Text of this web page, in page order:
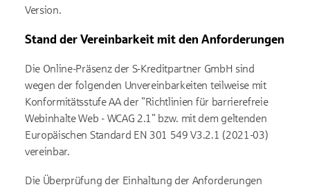
Version.
Stand der Vereinbarkeit mit den Anforderungen
Die Online-Präsenz der S-Kreditpartner GmbH sind
wegen der folgenden Unvereinbarkeiten teilweise mit
Konformitätsstufe AA der "Richtlinien für barrierefreie
Webinhalte Web - WCAG 2.1" bzw. mit dem geltenden
Europäischen Standard EN 301 549 V3.2.1 (2021-03)
vereinbar.
Die Überprüfung der Einhaltung der Anforderungen